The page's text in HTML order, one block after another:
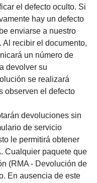
el defecto oculto. Si
hay un defecto
enviarse a nuestro
recibir el documento,
un número de
devolver su
se realizará
observen el defecto
devoluciones sin
de servicio
le permitirá obtener
Cualquier paquete que
(RMA - Devolución de
En ausencia de este